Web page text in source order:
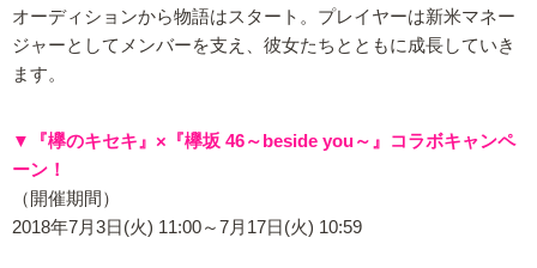
オーディションから物語はスタート。プレイヤーは新米マネー
ジャーとしてメンバーを支え、彼女たちとともに成長していき
ます。
▼『欅のキセキ』×『欅坂 46～beside you～』コラボキャンペ
ーン！
（開催期間）
2018年7月3日(火) 11:00～7月17日(火) 10:59